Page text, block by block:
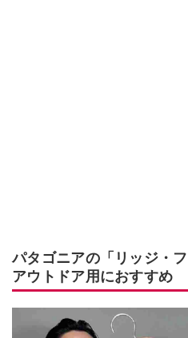
パタゴニアの「リッジ・
アウトドア用におすすめ